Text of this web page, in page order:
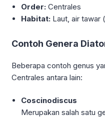
Order: Centrales
Habitat: Laut, air tawar
Contoh Genera
Beberapa contoh genus
Centrales antara lain:
Coscinodiscus
Merupakan salah satu